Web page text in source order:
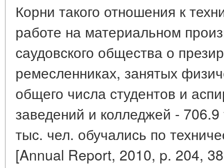
Корни такого отношения к
работе на материальном
саудовского общества о
ремесленниках, занятых
общего числа студентов и
заведений и колледжей -
тыс. чел. обучались по
[Annual Report, 2010, p. 204,